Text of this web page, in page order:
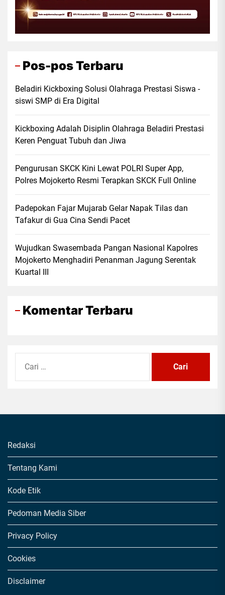
Pos-pos Terbaru
Beladiri Kickboxing Solusi Olahraga Prestasi Siswa -
siswi SMP di Era Digital
Kickboxing Adalah Disiplin Olahraga Beladiri Prestasi
Keren Penguat Tubuh dan Jiwa
Pengurusan SKCK Kini Lewat POLRI Super App,
Polres Mojokerto Resmi Terapkan SKCK Full Online
Padepokan Fajar Mujarab Gelar Napak Tilas dan
Tafakur di Gua Cina Sendi Pacet
Wujudkan Swasembada Pangan Nasional Kapolres
Mojokerto Menghadiri Penanman Jagung Serentak
Kuartal III
Komentar Terbaru
untuk:
Redaksi
Tentang Kami
Kode Etik
Pedoman Media Siber
Privacy Policy
Cookies
Disclaimer